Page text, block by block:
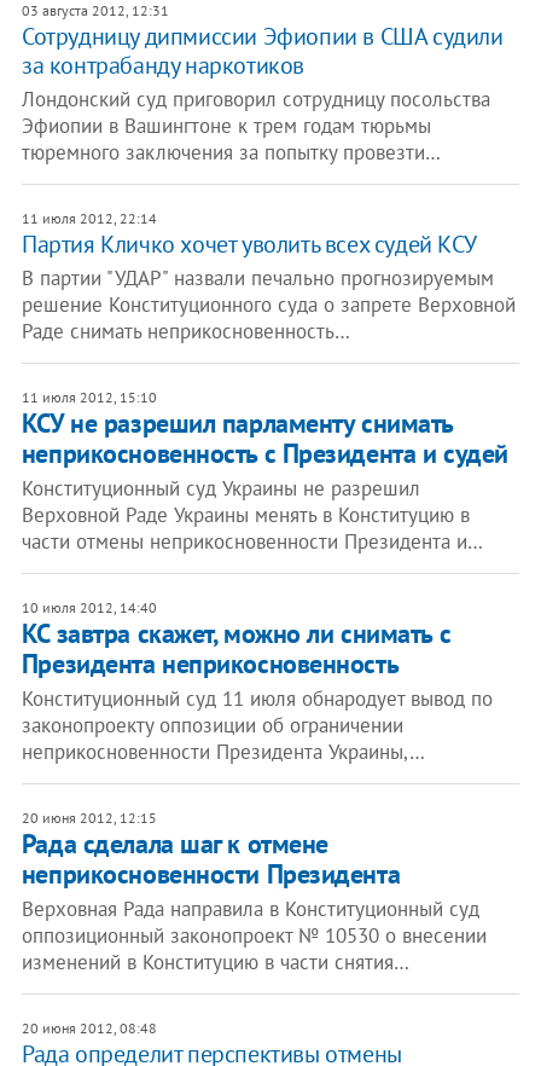
03 августа 2012, 12:31
Сотрудницу дипмиссии Эфиопии в США судили
за контрабанду наркотиков
Лондонский суд приговорил сотрудницу посольства
Эфиопии в Вашингтоне к трем годам тюрьмы
тюремного заключения за попытку провезти…
11 июля 2012, 22:14
Партия Кличко хочет уволить всех судей КСУ
В партии "УДАР" назвали печально прогнозируемым
решение Конституционного суда о запрете Верховной
Раде снимать неприкосновенность…
11 июля 2012, 15:10
КСУ не разрешил парламенту снимать
неприкосновенность с Президента и судей
Конституционный суд Украины не разрешил
Верховной Раде Украины менять в Конституцию в
части отмены неприкосновенности Президента и…
10 июля 2012, 14:40
КС завтра скажет, можно ли снимать с
Президента неприкосновенность
Конституционный суд 11 июля обнародует вывод по
законопроекту оппозиции об ограничении
неприкосновенности Президента Украины,…
20 июня 2012, 12:15
Рада сделала шаг к отмене
неприкосновенности Президента
Верховная Рада направила в Конституционный суд
оппозиционный законопроект № 10530 о внесении
изменений в Конституцию в части снятия…
20 июня 2012, 08:48
Рада определит перспективы отмены